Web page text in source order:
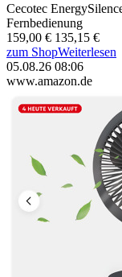
Cecotec
Fernbedienung
159,00 € 135,15 €
zum ShopWeiterlesen
05.08.26 08:06
www.amazon.de